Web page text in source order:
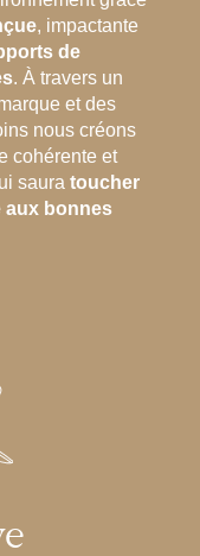
, impactante
de
. À travers un
et des
nous créons
cohérente et
saura toucher
aux bonnes